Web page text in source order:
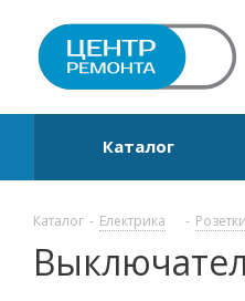
Каталог
Каталог - Електрика -